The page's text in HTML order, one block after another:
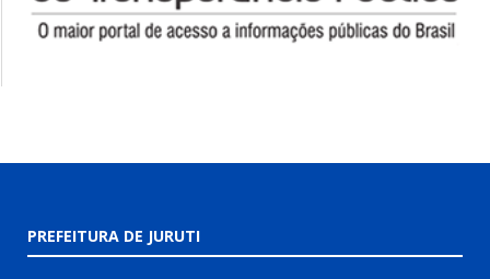
PREFEITURA DE JURUTI